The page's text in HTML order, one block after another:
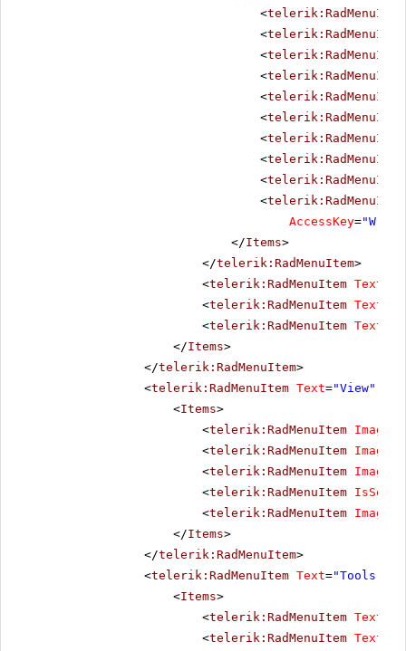
<telerik:RadMenuItem
<telerik:RadMenuItem
<telerik:RadMenuItem
<telerik:RadMenuItem
<telerik:RadMenuItem
<telerik:RadMenuItem
<telerik:RadMenuItem
<telerik:RadMenuItem
<telerik:RadMenuItem
<telerik:RadMenuItem
AccessKey="W"
</Items>
</telerik:RadMenuItem>
<telerik:RadMenuItem Text
<telerik:RadMenuItem Text
<telerik:RadMenuItem Text
</Items>
</telerik:RadMenuItem>
<telerik:RadMenuItem Text="View"
<Items>
<telerik:RadMenuItem
<telerik:RadMenuItem
<telerik:RadMenuItem
<telerik:RadMenuItem
<telerik:RadMenuItem
</Items>
</telerik:RadMenuItem>
<telerik:RadMenuItem Text="Tools"
<Items>
<telerik:RadMenuItem Text
<telerik:RadMenuItem Text